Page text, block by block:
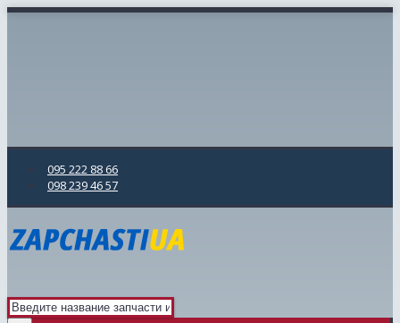
095 222 88 66
098 239 46 57